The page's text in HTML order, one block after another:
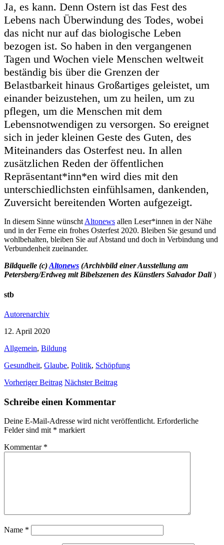
Ja, es kann. Denn Ostern ist das Fest des
Lebens nach Überwindung des Todes, wobei
das nicht nur auf das biologische Leben
bezogen ist. So haben in den vergangenen
Tagen und Wochen viele Menschen weltweit
beständig bis über die Grenzen der
Belastbarkeit hinaus Großartiges geleistet, um
einander beizustehen, um zu heilen, um zu
pflegen, um die Menschen mit dem
Lebensnotwendigen zu versorgen. So ereignet
sich in jeder kleinen Geste des Guten, des
Miteinanders das Osterfest neu. In allen
zusätzlichen Reden der öffentlichen
Repräsentant*inn*en wird dies mit den
unterschiedlichsten einfühlsamen, dankenden,
Zuversicht bereitenden Worten aufgezeigt.
In diesem Sinne wünscht Altonews allen Leser*innen in der Nähe
und in der Ferne ein frohes Osterfest 2020. Bleiben Sie gesund und
wohlbehalten, bleiben Sie auf Abstand und doch in Verbindung und
Verbundenheit zueinander.
Bildquelle (c)Altonews (Archivbild einer Ausstellung am
Petersberg/Erdweg mit Bibelszenen des Künstlers Salvador Dali)
stb
Autorenarchiv
12. April 2020
Allgemein, Bildung
Gesundheit, Glaube, Politik, Schöpfung
Vorheriger Beitrag Nächster Beitrag
Schreibe einen Kommentar
Deine E-Mail-Adresse wird nicht veröffentlicht. Erforderliche
Felder sind mit * markiert
Kommentar *
Name *